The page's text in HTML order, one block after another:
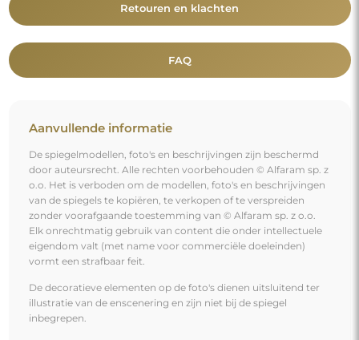
Retouren en klachten
FAQ
Aanvullende informatie
De spiegelmodellen, foto's en beschrijvingen zijn beschermd
door auteursrecht. Alle rechten voorbehouden © Alfaram sp. z
o.o. Het is verboden om de modellen, foto's en beschrijvingen
van de spiegels te kopiëren, te verkopen of te verspreiden
zonder voorafgaande toestemming van © Alfaram sp. z o.o.
Elk onrechtmatig gebruik van content die onder intellectuele
eigendom valt (met name voor commerciële doeleinden)
vormt een strafbaar feit.
De decoratieve elementen op de foto's dienen uitsluitend ter
illustratie van de enscenering en zijn niet bij de spiegel
inbegrepen.